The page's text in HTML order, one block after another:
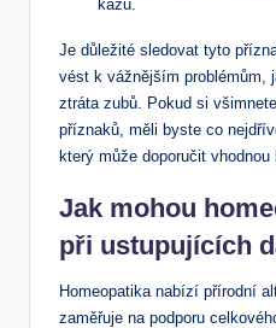
kazu.
Je důležité sledovat tyto
vést k vážnějším problémům,
ztráta zubů. Pokud si
příznaků, měli byste co
který může doporučit vhodnou
Jak mohou
při ustupujících
Homeopatika nabízí přírodní
zaměřuje na podporu